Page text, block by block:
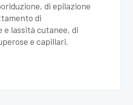
di epilazione
di
e lassità cutanee, di
e capillari.